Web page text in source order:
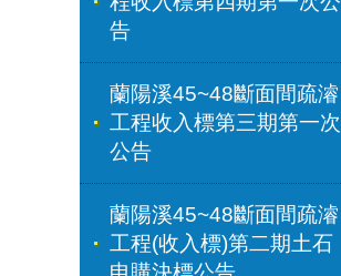
告
蘭陽溪45~48斷面間疏濬
工程收入標第三期第一次
公告
蘭陽溪45~48斷面間疏濬
工程(收入標)第二期土石